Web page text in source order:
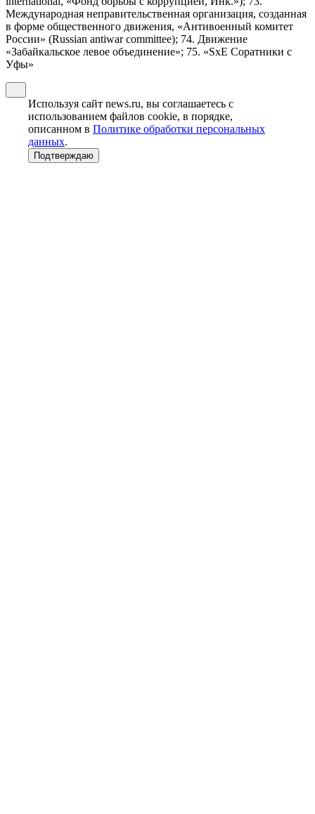
Международная неправительственная организация, созданная
в форме общественного движения, «Антивоенный комитет
России» (Russian antiwar committee); 74. Движение
«Забайкальское левое объединение»; 75. «SxE Соратники с
Уфы»
Используя сайт news.ru, вы соглашаетесь с
использованием файлов cookie, в порядке,
описанном в Политике обработки персональных
данных.
Подтверждаю